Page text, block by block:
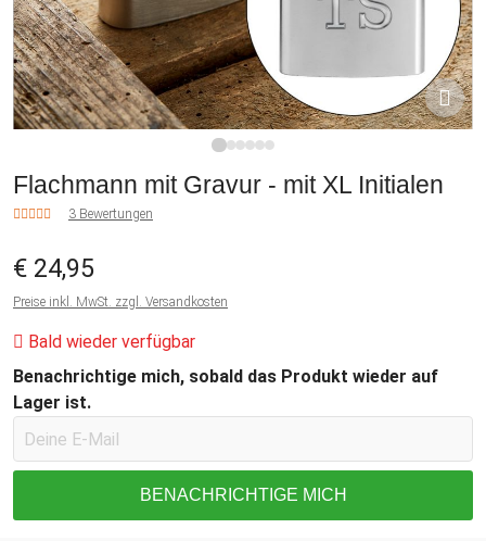
Flachmann mit Gravur - mit XL Initialen
3 Bewertungen
€ 24,95
Preise inkl. MwSt. zzgl. Versandkosten
Bald wieder verfügbar
Benachrichtige mich, sobald das Produkt wieder auf
Lager ist.
BENACHRICHTIGE MICH